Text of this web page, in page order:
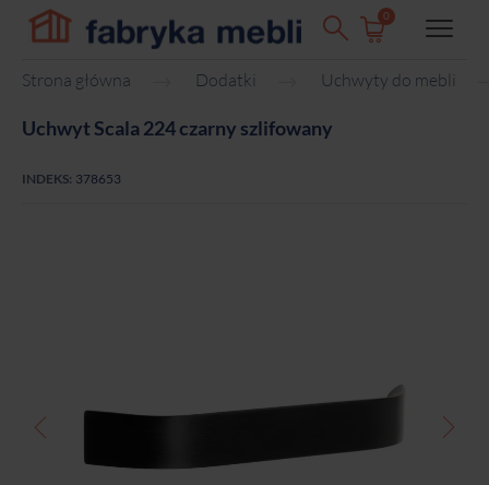
0
Strona główna Dodatki Uchwyty do mebli
Uchwyt Scala 224 czarny szlifowany
INDEKS: 378653